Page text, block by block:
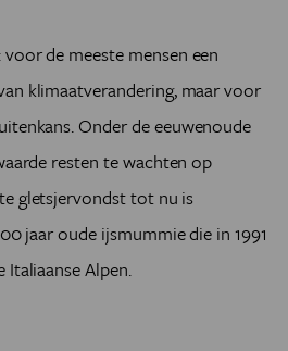
de meeste mensen een
klimaatverandering, maar voor
Onder de eeuwenoude
resten te wachten op
gletsjervondst tot nu is
jaar oude ijsmummie die in 1991
Alpen.